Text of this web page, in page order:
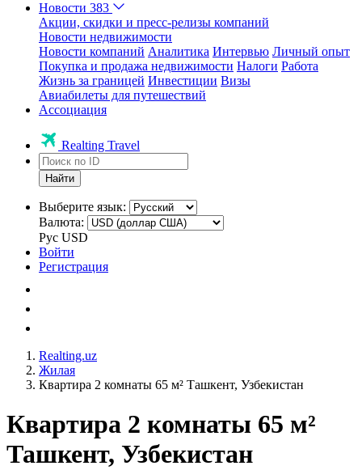
Новости 383
Акции, скидки и пресс-релизы компаний
Новости недвижимости
Новости компаний Аналитика Интервью Личный опыт
Покупка и продажа недвижимости Налоги Работа
Жизнь за границей Инвестиции Визы
Авиабилеты для путешествий
Ассоциация
Realting Travel
Найти
Выберите язык:
Валюта:
Рус USD
Войти
Регистрация
Realting.uz
Жилая
Квартира 2 комнаты 65 м² Ташкент, Узбекистан
Квартира 2 комнаты 65 м²
Ташкент, Узбекистан